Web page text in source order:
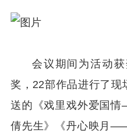
会议期间为活动
奖，22部作品进行了现
送的《戏里戏外爱国
倩先生》《丹心映月